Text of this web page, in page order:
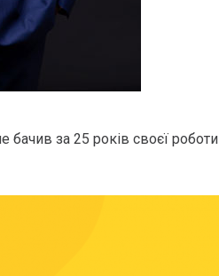
за 25 років своєї роботи